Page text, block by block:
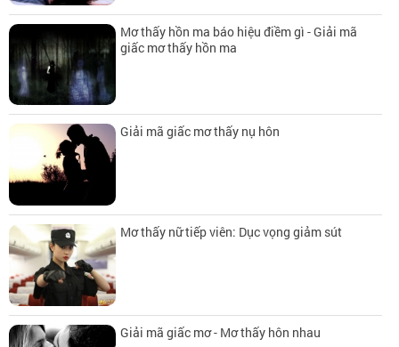
Mơ thấy hồn ma báo hiệu điềm gì - Giải mã
giấc mơ thấy hồn ma
Giải mã giấc mơ thấy nụ hôn
Mơ thấy nữ tiếp viên: Dục vọng giảm sút
Giải mã giấc mơ - Mơ thấy hôn nhau